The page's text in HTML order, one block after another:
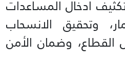
ادخال المساعدات
وتحقيق الانسحاب
القطاع، وضمان الأمن